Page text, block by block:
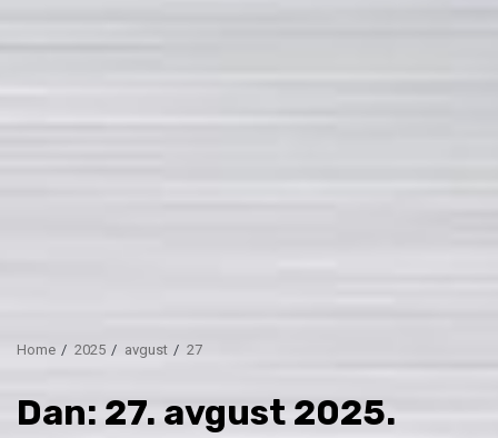
Home 2025 avgust 27
Dan: 27. avgust 2025.